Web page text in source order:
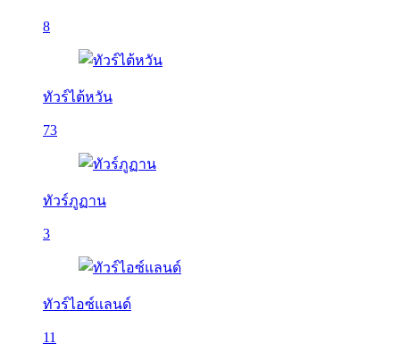
8
ทัวร์ไต้หวัน
73
ทัวร์ภูฏาน
3
ทัวร์ไอซ์แลนด์
11